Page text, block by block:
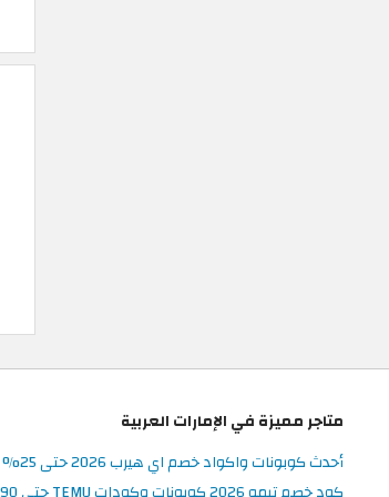
متاجر مميزة في الإمارات العربية
أحدث كوبونات واكواد خصم اي هيرب 2026 حتى 25% في iHerb الامارات